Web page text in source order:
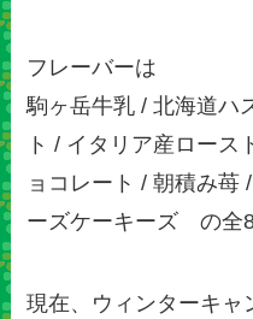
フレーバーは
駒ヶ岳牛乳 / 北海道ハ
ト / イタリア産ロース
ョコレート / 朝積み苺
ーズケーキーズ の全8
現在、ウィンターキャ